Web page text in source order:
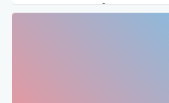
المسابقة التأهيلية